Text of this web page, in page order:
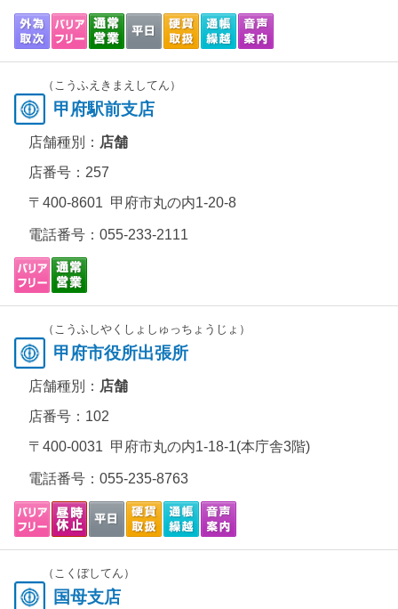
（こうふえきまえしてん）
甲府駅前支店
店舗種別： 店舗
店番号：257
〒400-8601 甲府市丸の内1-20-8
電話番号： 055-233-2111
（こうふしやくしょしゅっちょうじょ）
甲府市役所出張所
店舗種別： 店舗
店番号：102
〒400-0031 甲府市丸の内1-18-1(本庁舎3階)
電話番号： 055-235-8763
（こくぼしてん）
国母支店